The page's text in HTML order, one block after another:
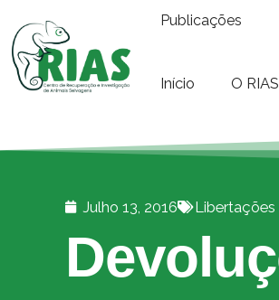
Publicações
Início O RIAS
Julho 13, 2016 Libertações